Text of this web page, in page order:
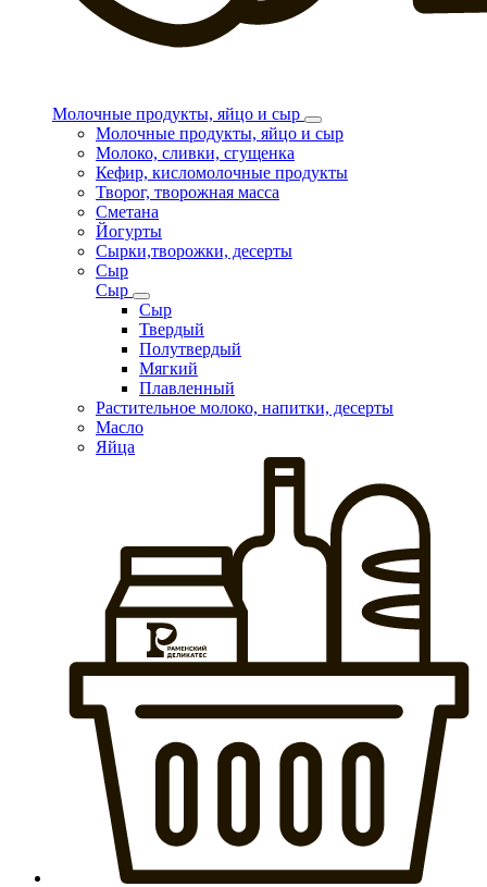
Молочные продукты, яйцо и сыр
Молочные продукты, яйцо и сыр
Молоко, сливки, сгущенка
Кефир, кисломолочные продукты
Творог, творожная масса
Сметана
Йогурты
Сырки,творожки, десерты
Сыр
Сыр
Сыр
Твердый
Полутвердый
Мягкий
Плавленный
Растительное молоко, напитки, десерты
Масло
Яйца